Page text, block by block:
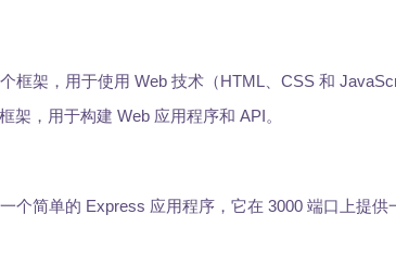
框架，用于使用 Web 技术（HTML、CSS 和
架，用于构建 Web 应用程序和 API。
个简单的 Express 应用程序，它在 3000 端口上提供